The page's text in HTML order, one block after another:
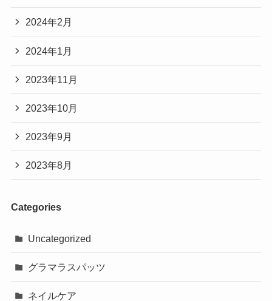
2024年2月
2024年1月
2023年11月
2023年10月
2023年9月
2023年8月
Categories
Uncategorized
グラマラスパッツ
ネイルケア